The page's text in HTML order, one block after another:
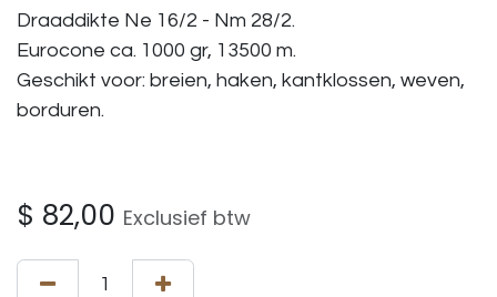
Draaddikte Ne 16/2 - Nm 28/2.
Eurocone ca. 1000 gr, 13500 m.
Geschikt voor: breien, haken, kantklossen, weven,
borduren.
$ 82,00 Exclusief btw